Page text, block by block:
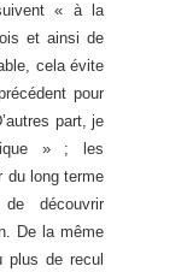
« à la
et ainsi de
cela évite
pour
part, je
» ; les
du long terme
découvrir
De la même
plus de recul